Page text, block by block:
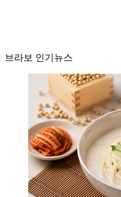
브라보 인기뉴스